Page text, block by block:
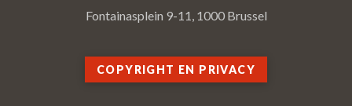
Fontainasplein 9-11, 1000 Brussel
COPYRIGHT EN PRIVACY